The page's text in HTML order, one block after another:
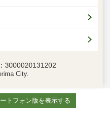
3000020131202
City.
トフォン版を表示する